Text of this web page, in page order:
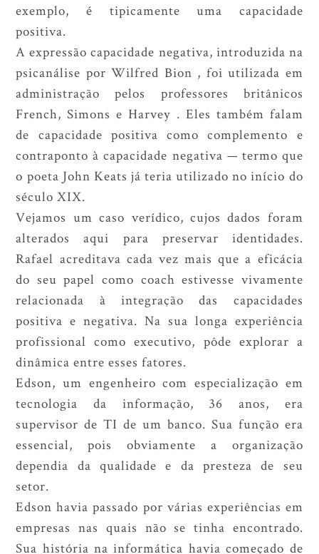
exemplo, é tipicamente uma capacidade
positiva.
A expressão capacidade negativa, introduzida na
psicanálise por Wilfred Bion , foi utilizada em
administração pelos professores britânicos
French, Simons e Harvey . Eles também falam
de capacidade positiva como complemento e
contraponto à capacidade negativa — termo que
o poeta John Keats já teria utilizado no início do
século XIX.
Vejamos um caso verídico, cujos dados foram
alterados aqui para preservar identidades.
Rafael acreditava cada vez mais que a eficácia
do seu papel como coach estivesse vivamente
relacionada à integração das capacidades
positiva e negativa. Na sua longa experiência
profissional como executivo, pôde explorar a
dinâmica entre esses fatores.
Edson, um engenheiro com especialização em
tecnologia da informação, 36 anos, era
supervisor de TI de um banco. Sua função era
essencial, pois obviamente a organização
dependia da qualidade e da presteza de seu
setor.
Edson havia passado por várias experiências em
empresas nas quais não se tinha encontrado.
Sua história na informática havia começado de